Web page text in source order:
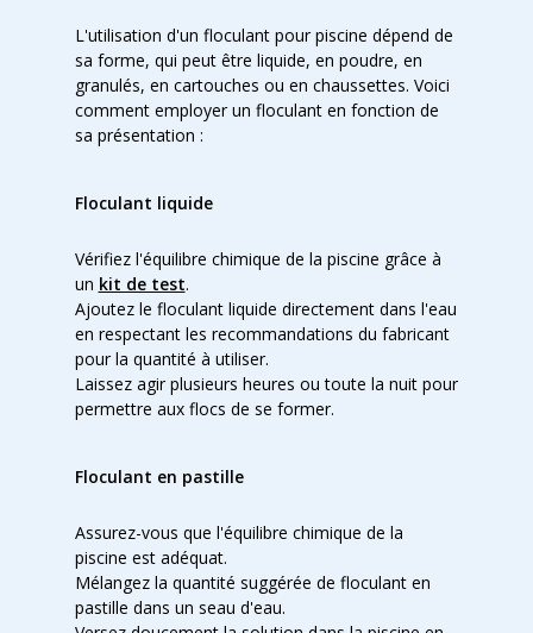
L'utilisation d'un floculant pour piscine dépend de
sa forme, qui peut être liquide, en poudre, en
granulés, en cartouches ou en chaussettes. Voici
comment employer un floculant en fonction de
sa présentation :
Floculant liquide
Vérifiez l'équilibre chimique de la piscine grâce à
un kit de test.
Ajoutez le floculant liquide directement dans l'eau
en respectant les recommandations du fabricant
pour la quantité à utiliser.
Laissez agir plusieurs heures ou toute la nuit pour
permettre aux flocs de se former.
Floculant en pastille
Assurez-vous que l'équilibre chimique de la
piscine est adéquat.
Mélangez la quantité suggérée de floculant en
pastille dans un seau d'eau.